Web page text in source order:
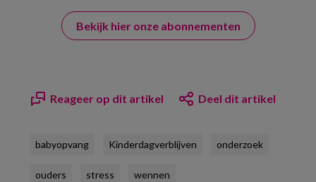
Bekijk hier onze abonnementen
Reageer op dit artikel Deel dit artikel
babyopvang Kinderdagverblijven onderzoek
ouders stress wennen